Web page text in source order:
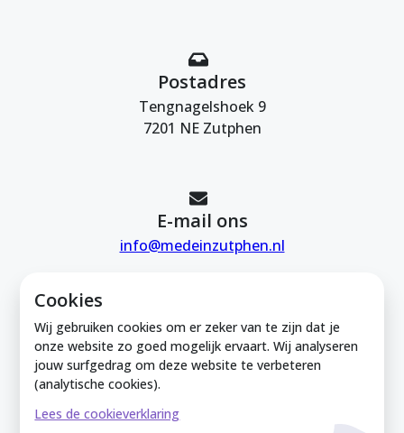
Cookies
Wij gebruiken cookies om er zeker van te zijn dat je
onze website zo goed mogelijk ervaart. Wij analyseren
jouw surfgedrag om deze website te verbeteren
(analytische cookies).
Lees de cookieverklaring
Postadres
Tengnagelshoek 9
7201 NE Zutphen
E-mail ons
info@medeinzutphen.nl
Mede in Zutphen is onderdeel van de
Zutphense Uitdaging. KVK Zutphense
Uitdaging: 08212926